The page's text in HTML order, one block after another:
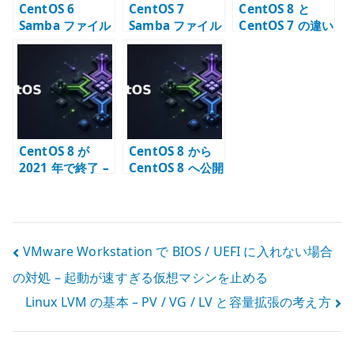
CentOS 6
Samba ファイル
サーバー構築 –
Windows 共有
と認証設定
CentOS 7
Samba ファイル
サーバー構築 –
LDAP passdb
と共有設定
CentOS 8 と
CentOS 7 の違い
CentOS 8 が
2021 年で終了 –
CentOS 8 から
CentOS 8 へ公開
投
稿
VMware Workstation で BIOS / UEFI に入れない場合
の対処 – 起動が速すぎる仮想マシンを止める
Linux LVM の基本 – PV / VG / LV と容量拡張の考え方